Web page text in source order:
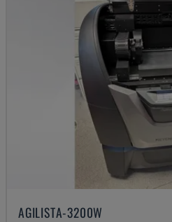
AGILISTA-3200W